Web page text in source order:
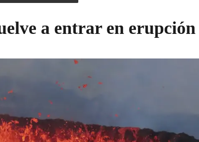
a entrar en erupción